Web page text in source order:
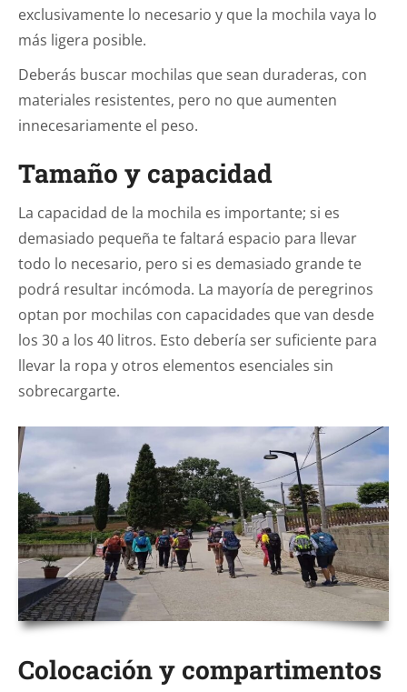
exclusivamente lo necesario y que la mochila vaya lo
más ligera posible.
Deberás buscar mochilas que sean duraderas, con
materiales resistentes, pero no que aumenten
innecesariamente el peso.
Tamaño y capacidad
La capacidad de la mochila es importante; si es
demasiado pequeña te faltará espacio para llevar
todo lo necesario, pero si es demasiado grande te
podrá resultar incómoda. La mayoría de peregrinos
optan por mochilas con capacidades que van desde
los 30 a los 40 litros. Esto debería ser suficiente para
llevar la ropa y otros elementos esenciales sin
sobrecargarte.
Colocación y compartimentos